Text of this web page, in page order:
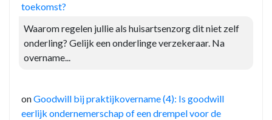
toekomst?
Waarom regelen jullie als huisartsenzorg dit niet zelf
onderling? Gelijk een onderlinge verzekeraar. Na
overname...
onGoodwill bij praktijkovername (4): Is goodwill
eerlijk ondernemerschap of een drempel voor de